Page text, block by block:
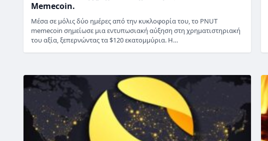
Memecoin.
Μέσα σε μόλις δύο ημέρες από την κυκλοφορία του, το PNUT
memecoin σημείωσε μια εντυπωσιακή αύξηση στη χρηματιστηριακή
του αξία, ξεπερνώντας τα $120 εκατομμύρια. Η…